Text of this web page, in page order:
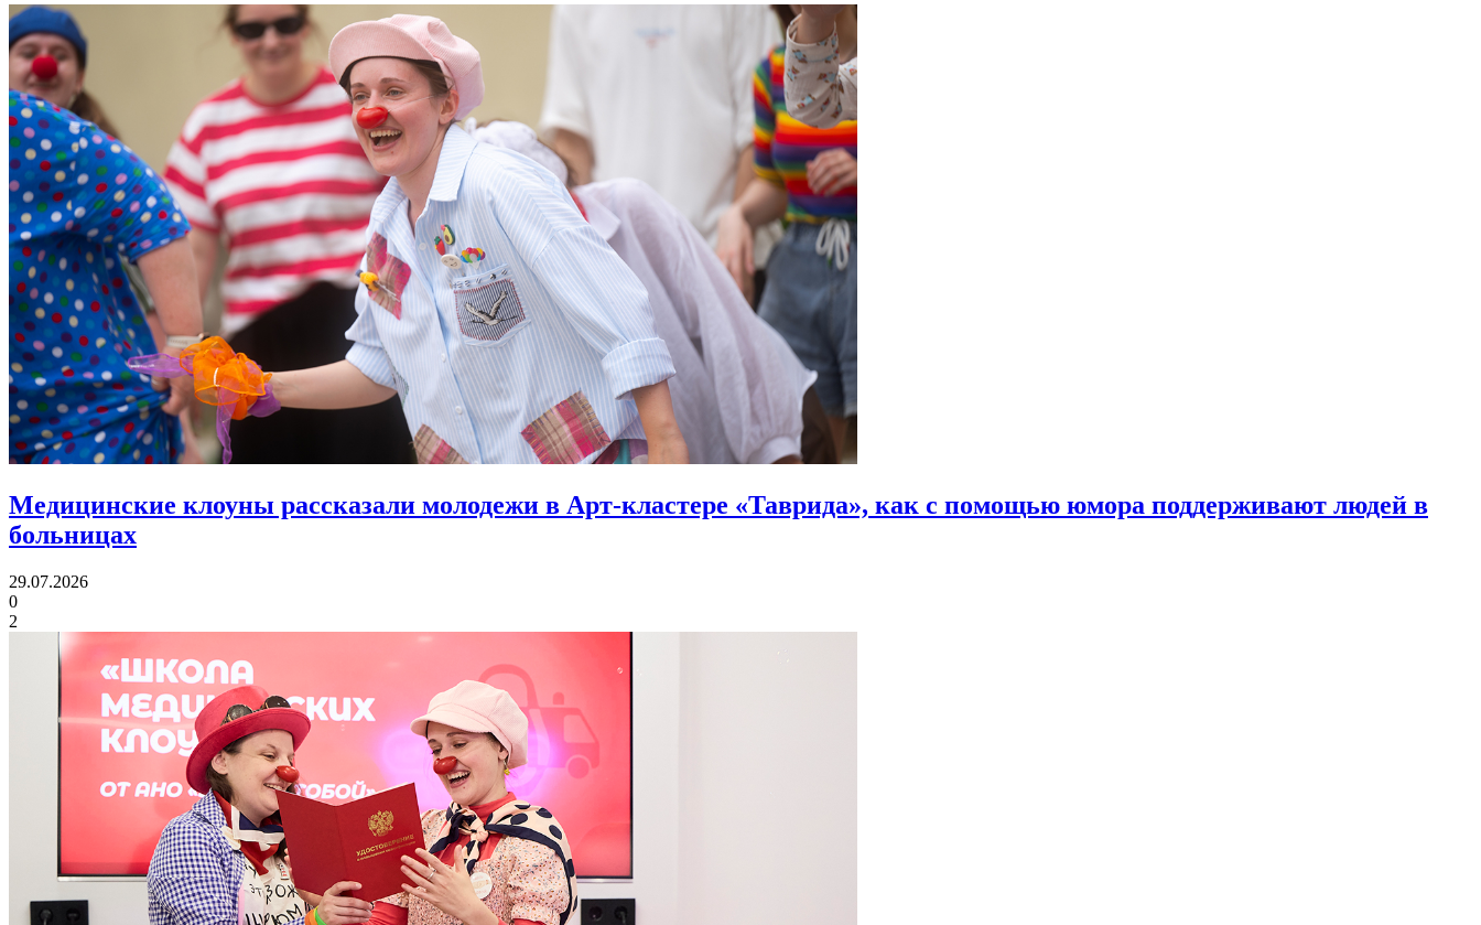
Медицинские клоуны рассказали молодежи в Арт-кластере «Таврида», как с помощью юмора поддерживают людей в
больницах
29.07.2026
0
2